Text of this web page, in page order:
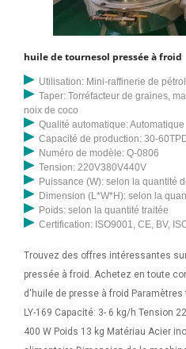
huile de tournesol pressée à froid
Utilisation: Mini-raffinerie de
Taper: Torréfacteur de graines,
noix de coco
Qualité automatique: Automatique
Capacité de production: 30-
Numéro de modèle: Q-0806
Tension: 220V380V440V
Puissance (W): selon la quantité
Dimension (L*W*H): selon la
Poids: selon la quantité traitée
Certification: ISO9001, CE, BV,
Trouvez des offres intéressantes
pressée à froid. Achetez en toute
d'huile de presse à froid
LY-169 Capacité: 3- 6 kg/h Tension
400 W Poids 13 kg Matériau Acier